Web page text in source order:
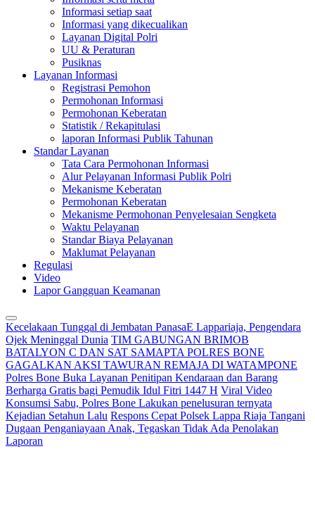
Informasi setiap saat
Informasi yang dikecualikan
Layanan Digital Polri
UU & Peraturan
Pusiknas
Layanan Informasi
Registrasi Pemohon
Permohonan Informasi
Permohonan Keberatan
Statistik / Rekapitulasi
laporan Informasi Publik Tahunan
Standar Layanan
Tata Cara Permohonan Informasi
Alur Pelayanan Informasi Publik Polri
Mekanisme Keberatan
Permohonan Keberatan
Mekanisme Permohonan Penyelesaian Sengketa
Waktu Pelayanan
Standar Biaya Pelayanan
Maklumat Pelayanan
Regulasi
Video
Lapor Gangguan Keamanan
Kecelakaan Tunggal di Jembatan PanasaE Lappariaja, Pengendara
Ojek Meninggal Dunia TIM GABUNGAN BRIMOB
BATALYON C DAN SAT SAMAPTA POLRES BONE
GAGALKAN AKSI TAWURAN REMAJA DI WATAMPONE
Polres Bone Buka Layanan Penitipan Kendaraan dan Barang
Berharga Gratis bagi Pemudik Idul Fitri 1447 H Viral Video
Konsumsi Sabu, Polres Bone Lakukan penelusuran ternyata
Kejadian Setahun Lalu Respons Cepat Polsek Lappa Riaja Tangani
Dugaan Penganiayaan Anak, Tegaskan Tidak Ada Penolakan
Laporan